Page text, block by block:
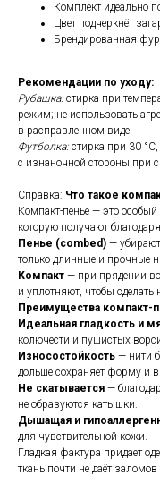
Комплект идеально
Цвет подчеркнёт
Брендированная
Рекомендации по уходу:
Рубашка: стирка при
режим; не использовать
в расправленном виде.
Футболка: стирка при 30
с изнаночной стороны при
Справка: Что такое
Компакт-пенье — это
которую получают
Пенье (combed) —
только длинные и прочные
Компакт — при прядении
и уплотняют, чтобы сделать
Преимущества компакт-
Идеальная гладкость и
колючести и пушистых
Износостойкость — нити
дольше сохраняет форму и
Не скатывается —
не образуются катышки.
Дышащая и
для чувствительной кожи.
Гладкая фактура придает
ткань почти не даёт